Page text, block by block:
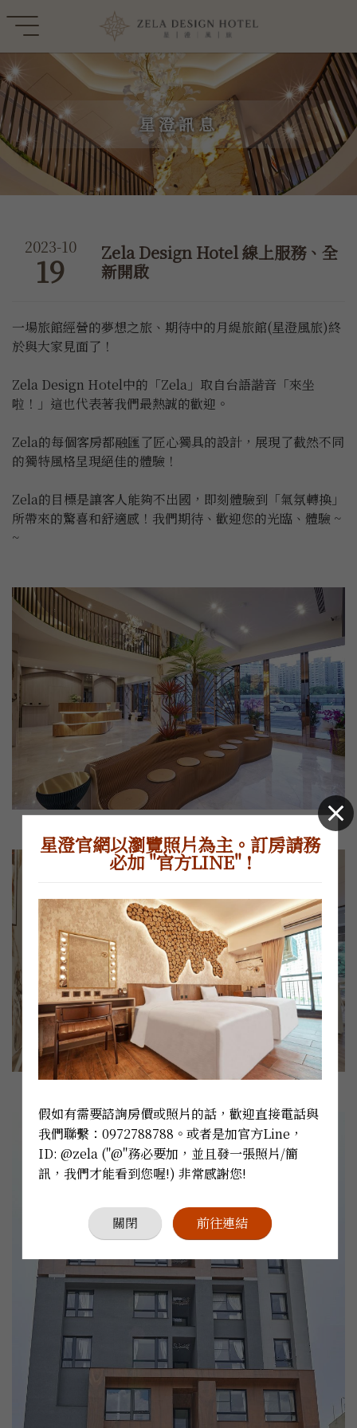
星澄訊息
2023-10
19
Zela Design Hotel 線上服務、全
新開啟
一場旅館經營的夢想之旅、期待中的月緹旅館(星澄風旅)終
於與大家見面了！
Zela Design Hotel中的「Zela」取自台語諧音「來坐
啦！」這也代表著我們最熱誠的歡迎。
Zela的每個客房都融匯了匠心獨具的設計，展現了截然不同
的獨特風格呈現絕佳的體驗！
Zela的目標是讓客人能夠不出國，即刻體驗到「氣氛轉換」
所帶來的驚喜和舒適感！我們期待、歡迎您的光臨、體驗 ~
~
星澄官網以瀏覽照片為主。訂房請務
必加 "官方LINE" !
假如有需要諮詢房價或照片的話，歡迎直接電話與
我們聯繫：0972788788。或者是加官方Line，
ID: @zela ("@"務必要加，並且發一張照片/簡
訊，我們才能看到您喔!) 非常感謝您!
關閉 前往連結